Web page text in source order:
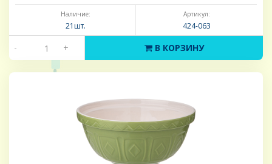
Наличие:
21шт.
Артикул:
424-063
- + В КОРЗИНУ